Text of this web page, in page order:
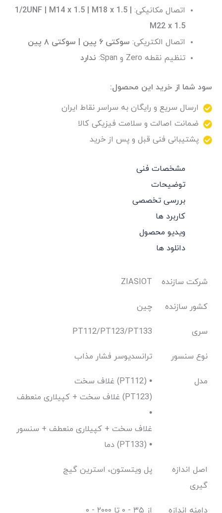
اتصال مکانیکی:‌
1/2UNF | M14 x 1.5 | M18 x 1.5 |
M22 x 1.5
اتصال الکتریکی: سوکتی ۶ پین | سوکتی ۸ پین
تنظیم نقطه Zero و Span:
ندارد
سود شما از خرید این محصول:
ارسال سریع و رایگان به سراسر نقاط ایران
ضمانت اصالت و سلامت فیزیکی کالا
پشتیبانی فنی قبل و پس از خرید
مشخصات فنی
توضیحات
بررسی تخصصی
کاربرد ها
ویدیو محصول
دانلود ها
شرکت سازنده ZIASIOT
کشور سازنده چین
سری PT112/PT123/PT133
نوع سنسور ترانسدیوسر فشار مذاب
مدل
غلاف سخت (PT112) •
غلاف سخت + کپیلاری منعطف (PT123)
•
غلاف سخت + کپیلاری منعطف + سنسور
دما (PT133) •
اصل اندازه
گیری
پل ویتستون، استرین گیج
دامنه اندازه از ۳۵ - ۰ تا ۲۰۰۰ - ۰